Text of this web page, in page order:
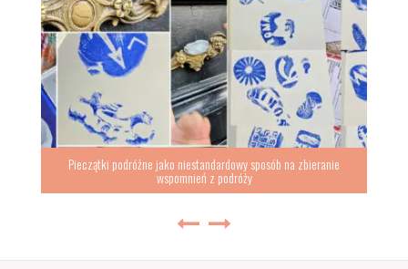
Pieczątki podróżne jako niestandardowy sposób na zbieranie
wspomnień z podróży